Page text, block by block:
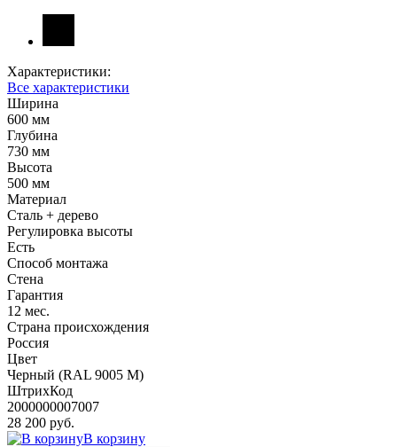
Характеристики:
Все характеристики
Ширина
600 мм
Глубина
730 мм
Высота
500 мм
Материал
Сталь + дерево
Регулировка высоты
Есть
Способ монтажа
Стена
Гарантия
12 мес.
Страна происхождения
Россия
Цвет
Черный (RAL 9005 М)
ШтрихКод
2000000007007
28 200 руб.
В корзину